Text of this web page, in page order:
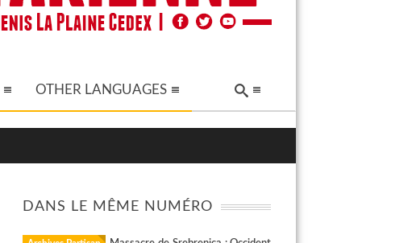
OTHER LANGUAGES
DANS LE MÊME NUMÉRO